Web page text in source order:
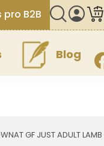
pro B2B
Blog
GF JUST ADULT